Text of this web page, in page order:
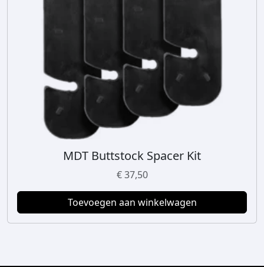
MDT Buttstock Spacer Kit
€37,50
Toevoegen aan winkelwagen